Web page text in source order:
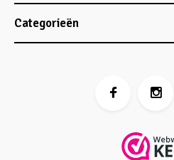
Categorieën